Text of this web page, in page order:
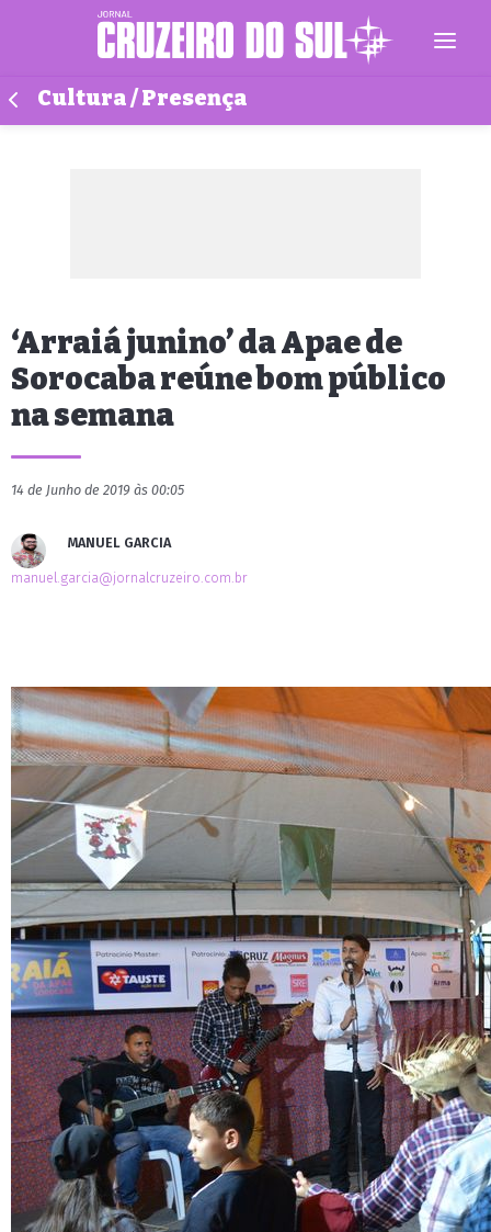
Cultura / Presença
‘Arraiá junino’ da Apae de
Sorocaba reúne bom público
na semana
14 de Junho de 2019 às 00:05
MANUEL GARCIA
manuel.garcia@jornalcruzeiro.com.br